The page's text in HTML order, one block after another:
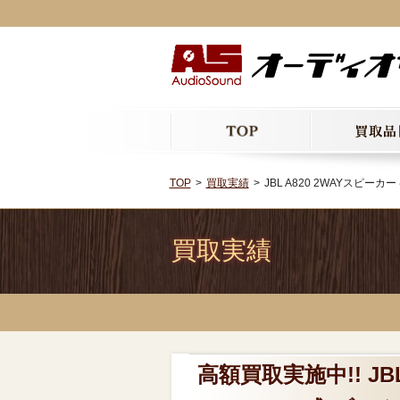
TOP 買取実績 JBL A820 2WAYスピーカ
買取実績
高額買取実施中!!